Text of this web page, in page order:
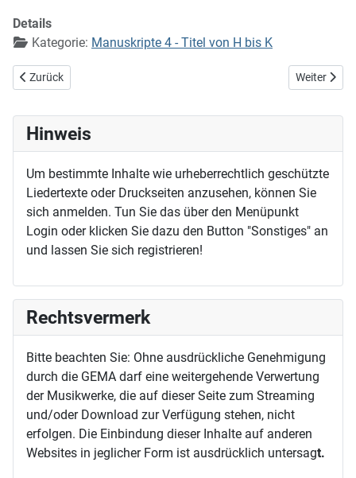
Details
Kategorie: Manuskripte 4 - Titel von H bis K
Vorheriger Beitrag: Ich klopfe an zum heiligen Advent
Zurück Nächster
Weiter
Hinweis
Um bestimmte Inhalte wie urheberrechtlich geschützte
Liedertexte oder Druckseiten anzusehen, können Sie
sich anmelden. Tun Sie das über den Menüpunkt
Login oder klicken Sie dazu den Button "Sonstiges" an
und lassen Sie sich registrieren!
Rechtsvermerk
Bitte beachten Sie: Ohne ausdrückliche Genehmigung
durch die GEMA darf eine weitergehende Verwertung
der Musikwerke, die auf dieser Seite zum Streaming
und/oder Download zur Verfügung stehen, nicht
erfolgen. Die Einbindung dieser Inhalte auf anderen
Websites in jeglicher Form ist ausdrücklich untersagt.